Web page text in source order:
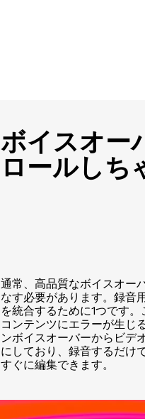
ボイスオー
ロールしち
通常、高品質なボイスオー
なす必要があります。録音
を統合するために1つです
コンテンツにエラーが生じ
ンボイスオーバーからビデ
にしており、録音するだけ
すぐに編集できます。